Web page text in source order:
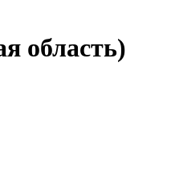
область)